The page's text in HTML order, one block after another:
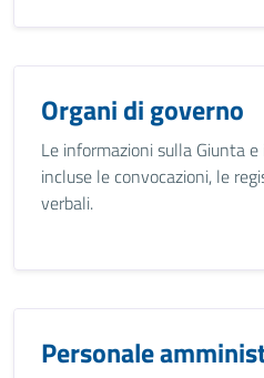
Organi di governo
Le informazioni sulla Giunta
incluse le convocazioni, le
verbali.
Personale